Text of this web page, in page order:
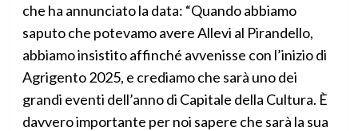
che ha annunciato la data: “Quando abbiamo
saputo che potevamo avere Allevi al Pirandello,
abbiamo insistito affinché avvenisse con l’inizio di
Agrigento 2025, e crediamo che sarà uno dei
grandi eventi dell’anno di Capitale della Cultura. È
davvero importante per noi sapere che sarà la sua